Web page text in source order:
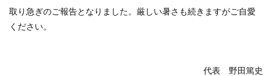
取り急ぎのご報告となりました。厳しい暑さも続きますがご自愛
ください。
代表 野田篤史